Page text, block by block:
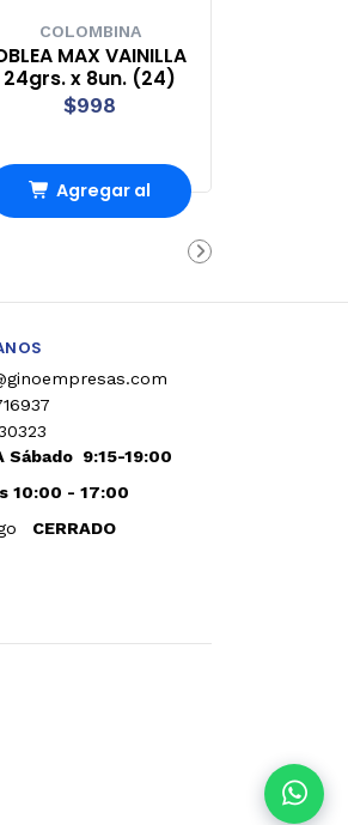
COLOMBINA
MAX VAINILLA
24grs. x 8un. (24)
$998
Agregar al
Sábado9:15-19:00
10:00 - 17:00
CERRADO